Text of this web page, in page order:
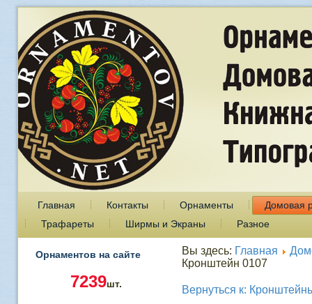
Главная Контакты Орнаменты
Домовая
Трафареты
Ширмы и Экраны Разное
Орнаментов на сайте
7239шт.
Вы здесь: Главная
Кронштейн 0107
Вернуться к: